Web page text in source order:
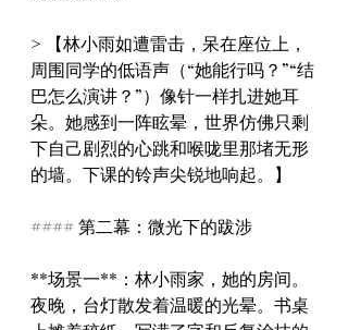
> 【林小雨如遭雷击，呆在座位上，
周围同学的低语声（“她能行吗？”“结
巴怎么演讲？”）像针一样扎进她耳
朵。她感到一阵眩晕，世界仿佛只剩
下自己剧烈的心跳和喉咙里那堵无形
的墙。下课的铃声尖锐地响起。】
#### 第二幕：微光下的跋涉
**场景一**：林小雨家，她的房间。
夜晚，台灯散发着温暖的光晕。书桌